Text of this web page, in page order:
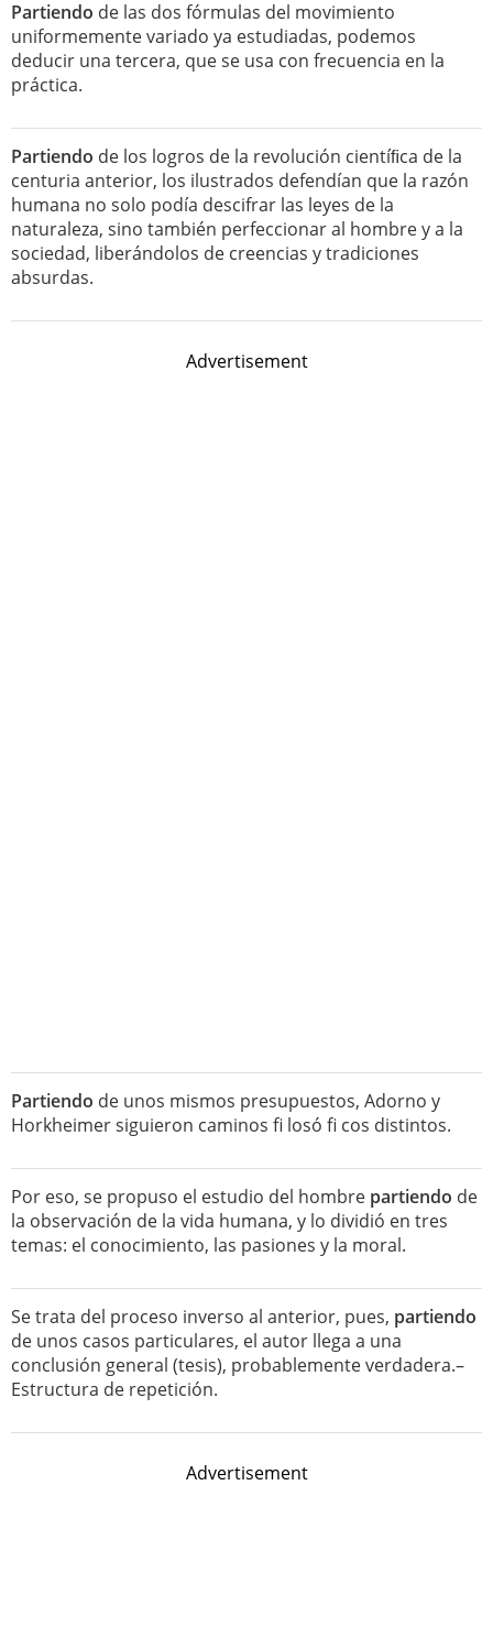
Partiendo de las dos fórmulas del movimiento
uniformemente variado ya estudiadas, podemos
deducir una tercera, que se usa con frecuencia en la
práctica.
Partiendo de los logros de la revolución cientíﬁca de la
centuria anterior, los ilustrados defendían que la razón
humana no solo podía descifrar las leyes de la
naturaleza, sino también perfeccionar al hombre y a la
sociedad, liberándolos de creencias y tradiciones
absurdas.
Advertisement
Partiendo de unos mismos presupuestos, Adorno y
Horkheimer siguieron caminos fi losó fi cos distintos.
Por eso, se propuso el estudio del hombre partiendo de
la observación de la vida humana, y lo dividió en tres
temas: el conocimiento, las pasiones y la moral.
Se trata del proceso inverso al anterior, pues, partiendo
de unos casos particulares, el autor llega a una
conclusión general (tesis), probablemente verdadera.–
Estructura de repetición.
Advertisement